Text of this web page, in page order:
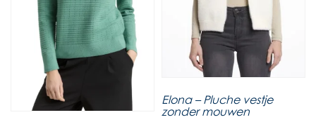
Elona – Pluche vestje
zonder mouwen